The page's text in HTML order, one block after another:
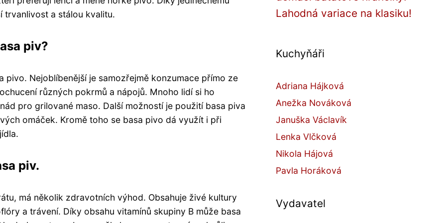
trvanlivost a stálou kvalitu.
piv?
Nejoblíbenější je samozřejmě konzumace přímo ze
různých pokrmů a nápojů. Mnoho lidí si ho
pro grilované maso. Další možností je použití basa piva
omáček. Kromě toho se basa pivo dá využít i při
piv.
má několik zdravotních výhod. Obsahuje živé kultury
a trávení. Díky obsahu vitamínů skupiny B může basa
Lahodná variace na klasiku!
Kuchyňáři
Adriana Hájková
Anežka Nováková
Januška Václavík
Lenka Vlčková
Nikola Hájová
Pavla Horáková
Vydavatel